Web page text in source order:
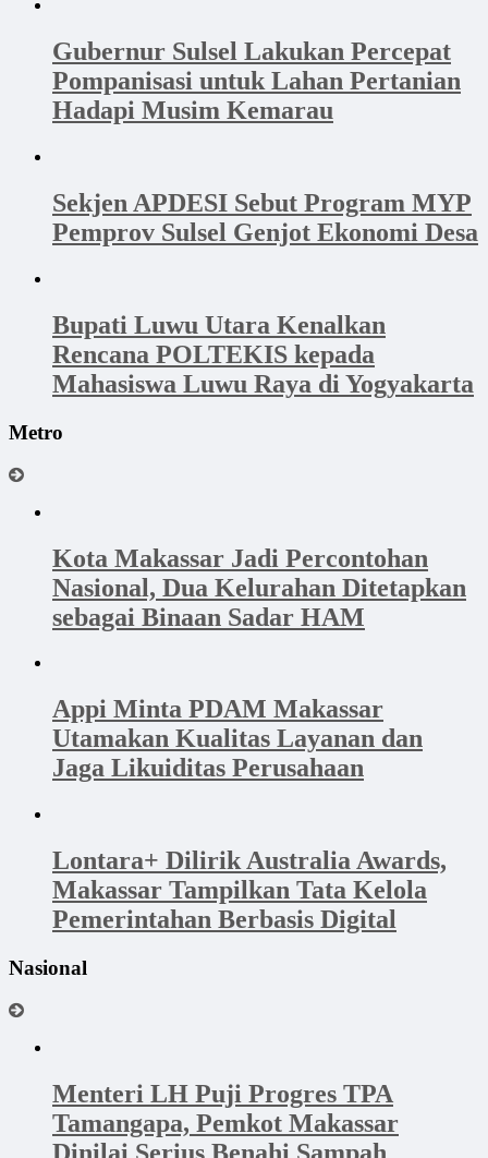
Gubernur Sulsel Lakukan Percepat
Pompanisasi untuk Lahan Pertanian
Hadapi Musim Kemarau
Sekjen APDESI Sebut Program MYP
Pemprov Sulsel Genjot Ekonomi Desa
Bupati Luwu Utara Kenalkan
Rencana POLTEKIS kepada
Mahasiswa Luwu Raya di Yogyakarta
Metro
Kota Makassar Jadi Percontohan
Nasional, Dua Kelurahan Ditetapkan
sebagai Binaan Sadar HAM
Appi Minta PDAM Makassar
Utamakan Kualitas Layanan dan
Jaga Likuiditas Perusahaan
Lontara+ Dilirik Australia Awards,
Makassar Tampilkan Tata Kelola
Pemerintahan Berbasis Digital
Nasional
Menteri LH Puji Progres TPA
Tamangapa, Pemkot Makassar
Dinilai Serius Benahi Sampah